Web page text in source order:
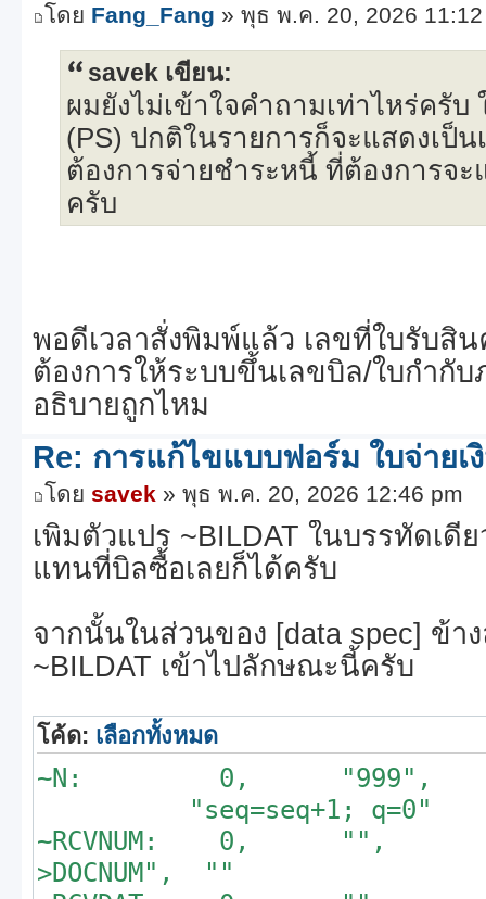
โดย Fang_Fang » พุธ พ.ค. 20, 2026
savek เขียน:
ผมยังไม่เข้าใจคำถามเท่าไหร่ครั
(PS) ปกติในรายการก็จะแสดงเป็
ต้องการจ่ายชำระหนี้ ที่ต้องการจ
ครับ
พอดีเวลาสั่งพิมพ์แล้ว เลขที่ใบรับสิ
ต้องการให้ระบบขึ้นเลขบิล/ใบกำกั
อธิบายถูกไหม
Re: การแก้ไขแบบฟอร์ม ใบจ่ายเ
โดย savek » พุธ พ.ค. 20, 2026 12:46 pm
เพิ่มตัวแปร ~BILDAT ในบรรทัดเดี
แทนที่บิลซื้อเลยก็ได้ครับ
จากนั้นในส่วนของ [data spec] ข้า
~BILDAT เข้าไปลักษณะนี้ครับ
โค้ด: เลือกทั้งหมด
~N: 0,
"seq=seq+1; q=0"
~RCVNUM: 0,
>DOCNUM", ""